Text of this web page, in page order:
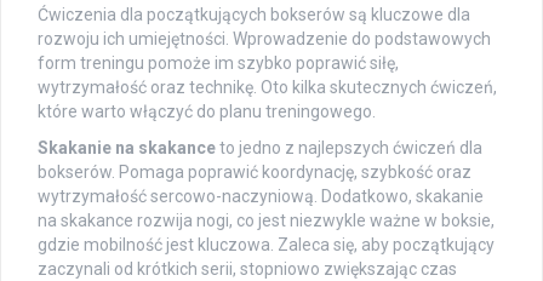
Ćwiczenia dla początkujących bokserów są kluczowe dla
rozwoju ich umiejętności. Wprowadzenie do podstawowych
form treningu pomoże im szybko poprawić siłę,
wytrzymałość oraz technikę. Oto kilka skutecznych ćwiczeń,
które warto włączyć do planu treningowego.
Skakanie na skakanceto jedno z najlepszych ćwiczeń dla
bokserów. Pomaga poprawić koordynację, szybkość oraz
wytrzymałość sercowo-naczyniową. Dodatkowo, skakanie
na skakance rozwija nogi, co jest niezwykle ważne w boksie,
gdzie mobilność jest kluczowa. Zaleca się, aby początkujący
zaczynali od krótkich serii, stopniowo zwiększając czas